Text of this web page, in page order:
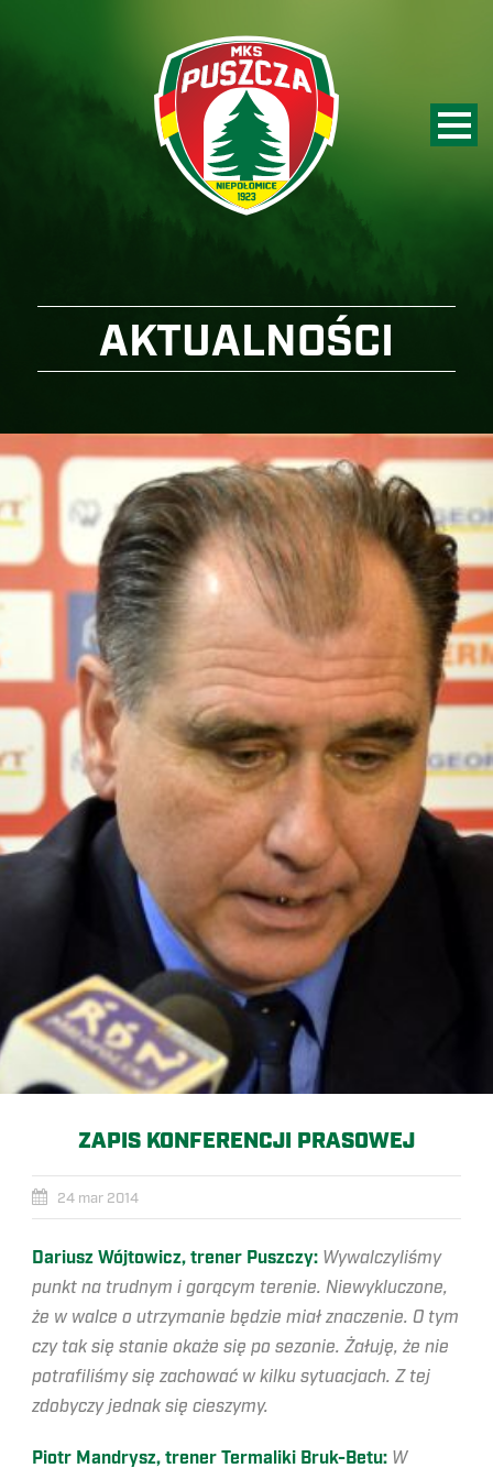
AKTUALNOŚCI
ZAPIS KONFERENCJI PRASOWEJ
24 mar 2014
Dariusz Wójtowicz, trener Puszczy: Wywalczyliśmy
punkt na trudnym i gorącym terenie. Niewykluczone,
że w walce o utrzymanie będzie miał znaczenie. O tym
czy tak się stanie okaże się po sezonie. Żałuję, że nie
potrafiliśmy się zachować w kilku sytuacjach. Z tej
zdobyczy jednak się cieszymy.
Piotr Mandrysz, trener Termaliki Bruk-Betu: W